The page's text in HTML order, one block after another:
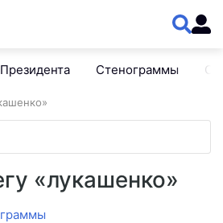
Стенограммы
«лукашенко»